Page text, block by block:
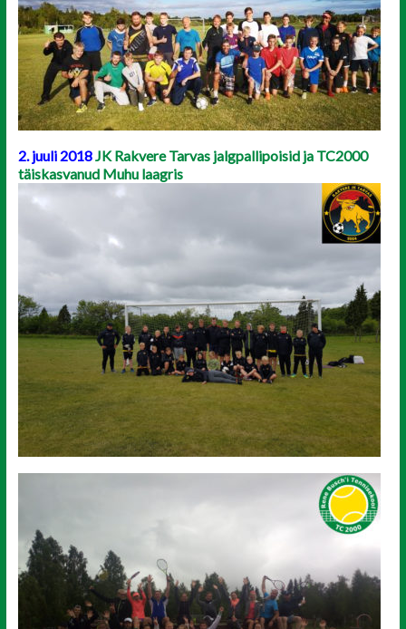
2. juuli 2018JK Rakvere Tarvas jalgpallipoisid ja TC2000
täiskasvanud Muhu laagris